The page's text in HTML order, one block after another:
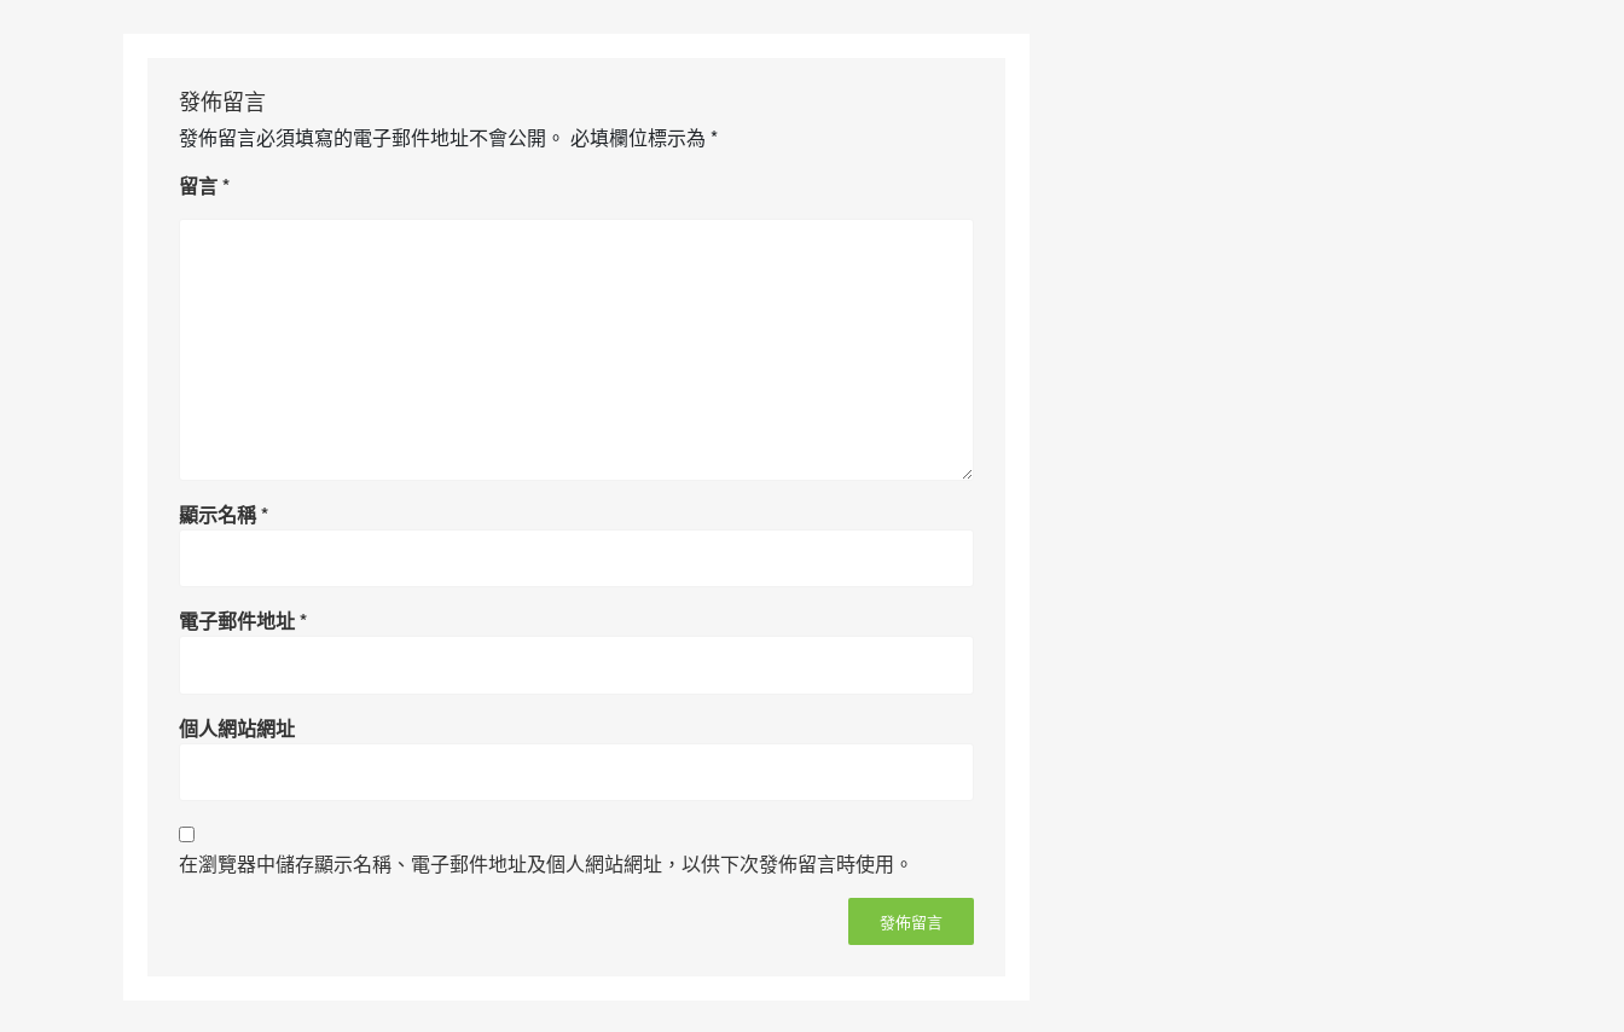
發佈留言
發佈留言必須填寫的電子郵件地址不會公開。 必填欄位標示為 *
留言*
顯示名稱*
電子郵件地址*
個人網站網址
在瀏覽器中儲存顯示名稱、電子郵件地址及個人網站網址，以供下次發佈留言時使用。